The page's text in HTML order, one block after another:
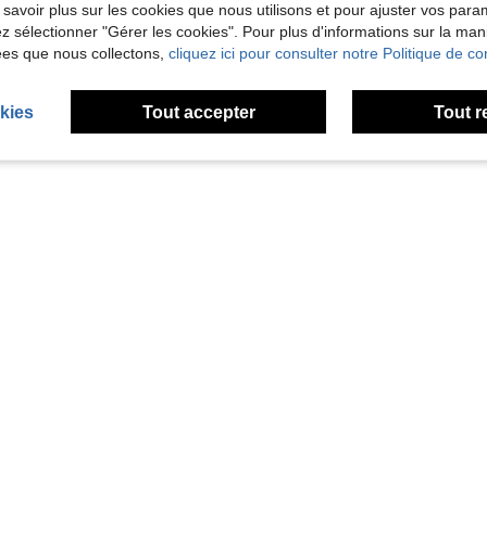
plus sur les cookies que nous utilisons et pour ajuster vos
sélectionner "Gérer les cookies". Pour plus d'informations sur la
que nous collectons, cliquez ici pour consulter notre Politique de
Tout accepter Tout